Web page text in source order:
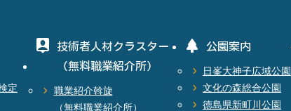
定
技術者人材クラスター
（無料職業紹介所）
職業紹介斡旋
（無料職業紹介所）
公園案内
日峯大神子広域公園
文化の森総合公園
徳島県新町川公園